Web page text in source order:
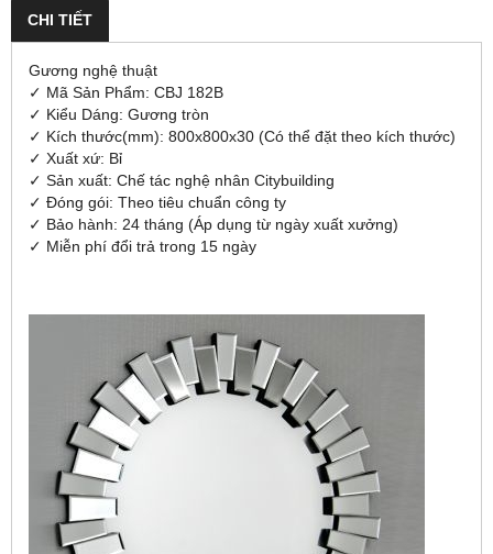
CHI TIẾT
Gương nghệ thuật
✓ Mã Sản Phẩm: CBJ 182B
✓ Kiểu Dáng: Gương tròn
✓ Kích thước(mm): 800x800x30 (Có thể đặt theo kích thước)
✓ Xuất xứ: Bỉ
✓ Sản xuất: Chế tác nghệ nhân Citybuilding
✓ Đóng gói: Theo tiêu chuẩn công ty
✓ Bảo hành: 24 tháng (Áp dụng từ ngày xuất xưởng)
✓ Miễn phí đổi trả trong 15 ngày